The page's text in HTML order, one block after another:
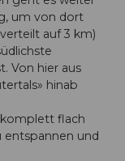
um von dort
auf 3 km)
Von hier aus
hinab
komplett flach
entspannen und